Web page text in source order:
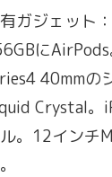
ガジェット
に
40mmの
Crystal。
。12インチ